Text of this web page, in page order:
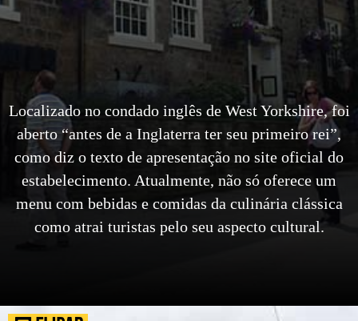
Localizado no condado inglês de West Yorkshire, foi
aberto “antes de a Inglaterra ter seu primeiro rei”,
como diz o texto de apresentação no site oficial do
estabelecimento. Atualmente, não só oferece um
menu com bebidas e comidas da culinária clássica
como atrai turistas pelo seu aspecto cultural.